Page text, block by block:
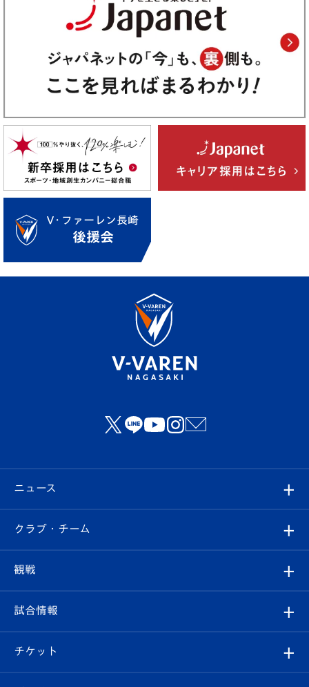
ニュース
すべて
クラブ
試合情報
クラブ・チーム
クラブ概要
エンブレム紹介
観戦
観戦ルール
はじめての観戦ガイド
試合情報
試合日程/結果
チケット